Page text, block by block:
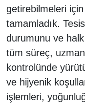
getirebilmeleri için
tamamladık.
durumunu ve halk
tüm süreç,
kontrolünde
ve hijyenik
işlemleri,